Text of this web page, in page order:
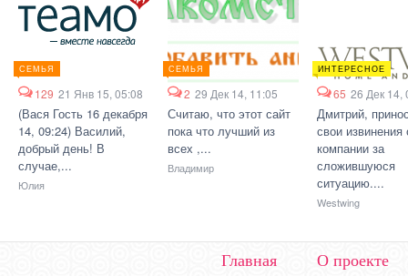
СЕМЬЯ
129 21 Янв 15, 05:08
(Вася Гость 16 декабря
14, 09:24) Василий,
добрый день! В
случае,...
Юлия
СЕМЬЯ
2 29 Дек 14, 11:05
Считаю, что этот сайт
пока что лучший из
всех ,...
Владимир
ИНТЕРЕСНОЕ
65 26 Дек 14,
Дмитрий,
свои извинения
компании за
сложившуюся
ситуацию....
Westwing
Главная О проекте